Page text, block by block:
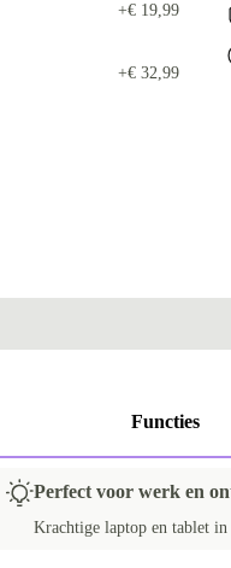
+€ 19,99
+€ 32,99
Functies
Perfect voor werk en
Krachtige laptop en tablet